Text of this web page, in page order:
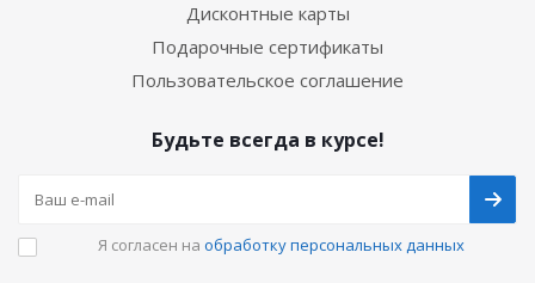
Дисконтные карты
Подарочные сертификаты
Пользовательское соглашение
Будьте всегда в курсе!
Я согласен на обработку персональных данных